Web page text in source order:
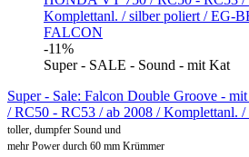
FALCON
-11%
Super - SALE - Sound - mit Kat
Super - Sale: Falcon Double Groove -
/ RC50 - RC53 / ab 2008 / Komplettanl.
toller, dumpfer Sound und
mehr Power durch 60 mm Krümmer